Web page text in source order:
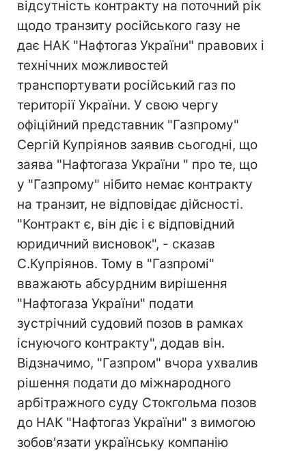
відсутність контракту на поточний рік
щодо транзиту російського газу не
дає НАК "Нафтогаз України" правових і
технічних можливостей
транспортувати російський газ по
території України. У свою чергу
офіційний представник "Газпрому"
Сергій Купріянов заявив сьогодні, що
заява "Нафтогаза України " про те, що
у "Газпрому" нібито немає контракту
на транзит, не відповідає дійсності.
"Контракт є, він діє і є відповідний
юридичний висновок", - сказав
С.Купріянов. Тому в "Газпромі"
вважають абсурдним вирішення
"Нафтогаза України" подати
зустрічний судовий позов в рамках
існуючого контракту", додав він.
Відзначимо, "Газпром" вчора ухвалив
рішення подати до міжнародного
арбітражного суду Стокгольма позов
до НАК "Нафтогаз України" з вимогою
зобов'язати українську компанію